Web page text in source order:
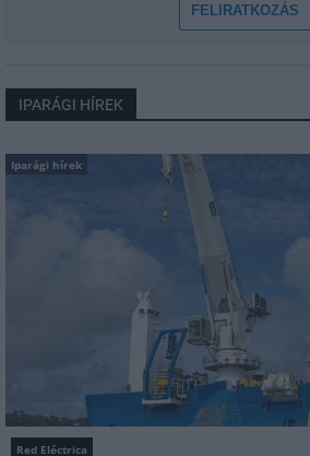
FELIRATKOZÁS
IPARÁGI HÍREK
Iparági hírek
Red Eléctrica